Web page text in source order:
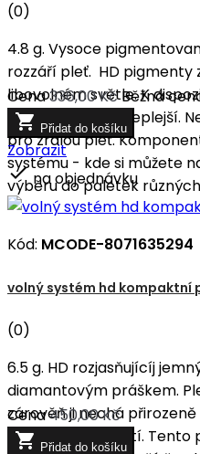
(0)
4.8 g. Vysoce
rozzáří pleť. HD pigmenty
libovolném světle. K
chladnějších po teplejší.
pro zralou pleť.
systému - kde si můžete
výběru do paletek
Cena336,00 Kč Běžná
 Přidat do košíku
Zobrazit
na objednávku
Kód: MCODE-8071635294
volný systém hd kompaktní
(0)
6.5 g. HD rozjasňujícíj
diamantovým práškem.
zárověň ji nechá
každodenní použití.
Cena450,00 Kč
 Přidat do košíku